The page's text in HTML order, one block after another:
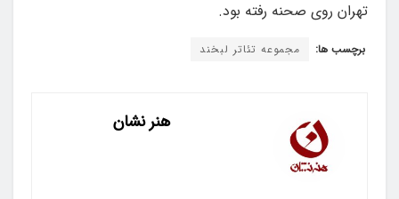
تهران روی صحنه رفته بود.
برچسب ها: مجموعه تئاتر لبخند
هنر نشان